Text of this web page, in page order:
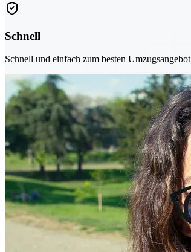
Schnell
Schnell und einfach zum besten Umzugsangebot